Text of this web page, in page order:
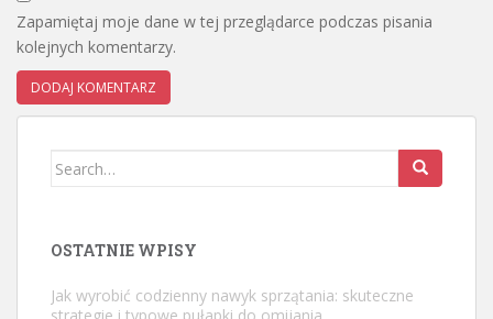
Zapamiętaj moje dane w tej przeglądarce podczas pisania
kolejnych komentarzy.
Search
OSTATNIE WPISY
Jak wyrobić codzienny nawyk sprzątania: skuteczne